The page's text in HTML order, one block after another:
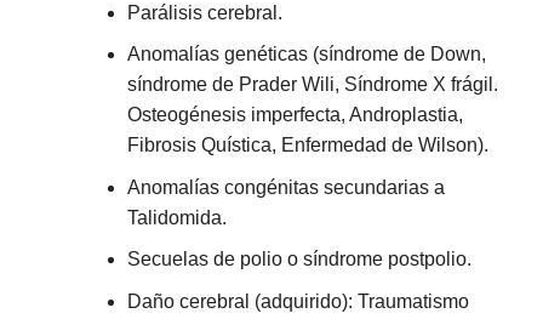
Parálisis cerebral.
Anomalías genéticas (síndrome de Down,
síndrome de Prader Wili, Síndrome X frágil.
Osteogénesis imperfecta, Androplastia,
Fibrosis Quística, Enfermedad de Wilson).
Anomalías congénitas secundarias a
Talidomida.
Secuelas de polio o síndrome postpolio.
Daño cerebral (adquirido): Traumatismo